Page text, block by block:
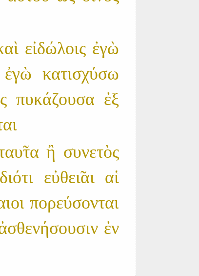
εἰδώλοις ἐγὼ
κατισχύσω
πυκάζουσα ἐξ
ἢ συνετὸς
εὐθει̃αι αἱ
πορεύσονται
ἐν